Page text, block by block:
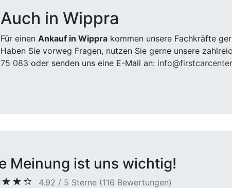
Auch in Wippra
Für einen Ankauf in Wippra kommen unsere Fachkräfte
Haben Sie vorweg Fragen, nutzen Sie gerne unsere
75 083 oder senden uns eine E-Mail an:
Meinung ist uns wichtig!
4.92 / 5 Sterne (116 Bewertungen)